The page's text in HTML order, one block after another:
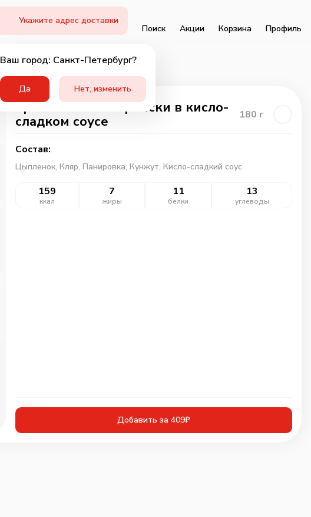
Укажите адрес доставки
Ваш город: Санкт-Петербург?
Да Нет, изменить
Поиск Акции Корзина Профиль
Цыплёнок по-корейски в кисло-
сладком соусе
180 г
Состав:
Цыпленок, Кляр, Панировка, Кунжут, Кисло-сладкий соус
159
ккал
7
жиры
11
белки
13
углеводы
Добавить за 409₽